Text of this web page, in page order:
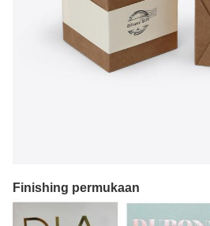
Finishing permukaan